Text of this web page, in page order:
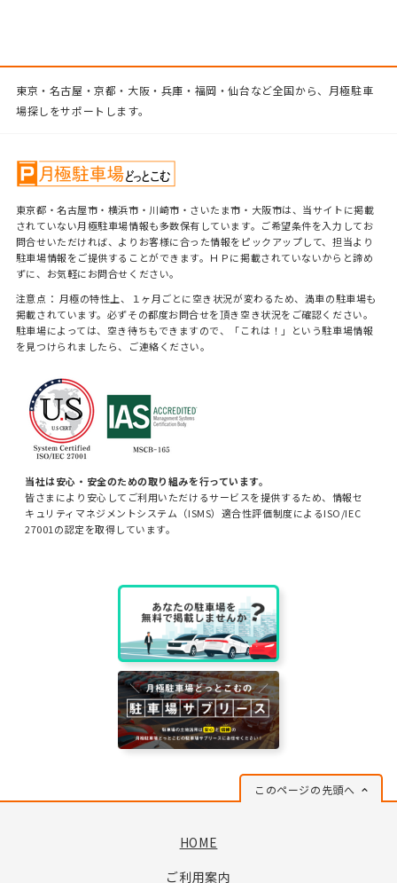
東京・名古屋・京都・大阪・兵庫・福岡・仙台など全国から、月極駐車
場探しをサポートします。
東京都・名古屋市・横浜市・川崎市・さいたま市・大阪市は、当サイトに掲載
されていない月極駐車場情報も多数保有しています。ご希望条件を入力してお
問合せいただければ、よりお客様に合った情報をピックアップして、担当より
駐車場情報をご提供することができます。ＨＰに掲載されていないからと諦め
ずに、お気軽にお問合せください。
注意点： 月極の特性上、１ヶ月ごとに空き状況が変わるため、満車の駐車場も
掲載されています。必ずその都度お問合せを頂き空き状況をご確認ください。
駐車場によっては、空き待ちもできますので、「これは！」という駐車場情報
を見つけられましたら、ご連絡ください。
当社は安心・安全のための取り組みを行っています。
皆さまにより安心してご利用いただけるサービスを提供するため、情報セ
キュリティマネジメントシステム（ISMS）適合性評価制度によるISO/IEC
27001の認定を取得しています。
このページの先頭へ
HOME
ご利用案内